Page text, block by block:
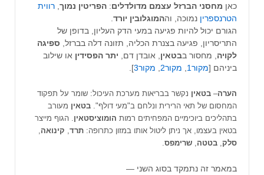
כאן מחסני הברזל עצמם מדולדלים: הפריטין נמוך רווית
הטרנספרין נמוכה, וההמוגלובין יורד
הגורם יכול להיות פגיעה במעי הדק העליון, בדופן של
התריסריון, פגיעה בצנרת הכליה, תזונה דלה בברזל, ספיגה
לקויה , מחסור בבטאין , אובדן דם, יתר הפסידין או שילוב
ביניהם [מקור1 מקור2 מקור3 ].
הערה– בטאין נקשר בבריאות מערכת העיכול: שומר על תפקוד
המחסום של תאי הרירית ונלחם ב"מעי דולף". בטאין מעורב
בתהליכים ביוכימיים המפחיתים רמות הומוציסטאין. הגוף מייצר
בטאין בעצמו, אך ניתן ליטול אותו במזון כתרופה: תרד, קינואה,
סלק, בטטה, שרימפס.
במאמר זה נתמקד בסוג השני —